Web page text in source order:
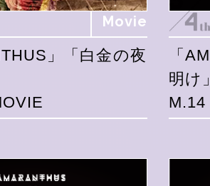
Movie
」「白金の夜
「
明け